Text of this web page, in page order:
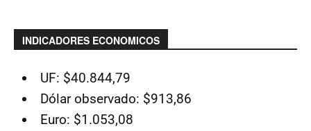
INDICADORES ECONOMICOS
UF: $40.844,79
Dólar observado: $913,86
Euro: $1.053,08